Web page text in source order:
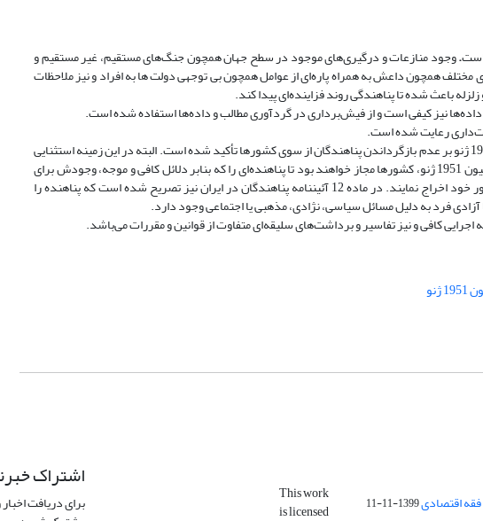
.وجود منازعات و درگیری‌های موجود در سطح جهان همچون جنگ‌های مستقیم، غیر مستقیم و
مختلف همچون داعش به همراه پاره‌ای از عوامل همچون بی­ توجهی دولت­ ها به افراد و نیز ملاحظات
باعث شده تا پناهندگی روند فزاینده‌ای پیدا کند.
نیز کیفی است و از فیش‌برداری در گردآوری مطالب و داده‌ها استفاده‌ شده است.
رعایت شده است.
یافته‌ها نشان داد در مواد 32 و 33 کنوانسیون 1951 ژنو بر عدم بازگرداندن پناهندگان از سوی کشورها تأکید شده است. البته در این زمینه استثنایی
نیز وجود دارد، بدین منوال که به استناد ماده 33 کنوانسیون 1951 ژنو، کشورها مجاز خواهند بود تا پناهنده‌ای را که بنابر دلائل کافی و موجه، وجودش برای
امنیت کشور پذیرنده خطرناک تشخیص داده شود از کشور خود اخراج نمایند. در ماده 12 آئین­نامه پناهندگان در ایران نیز تصریح شده است که پناهنده را
آزادی فرد به ­دلیل مسائل سیاسی، نژادی، مذهبی یا اجتماعی وجود دارد.
کافی و نیز تفاسیر و برداشت‌های سلیقه‌ای متفاوت از قوانین و مقررات می‌باشد.
ژنو
اقتصادی1399-11-11
This work
is licensed
اشتراک
برای دریافت